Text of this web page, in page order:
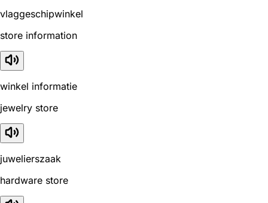
vlaggeschipwinkel
store information
winkel informatie
jewelry store
juwelierszaak
hardware store